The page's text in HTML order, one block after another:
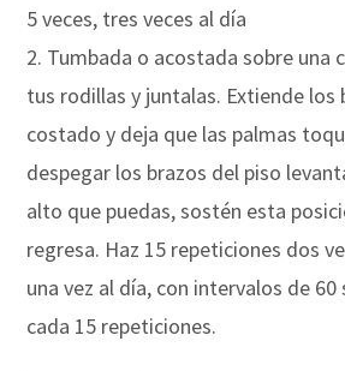
5 veces, tres veces al día
2. Tumbada o acostada sobre una
tus rodillas y juntalas. Extiende los
costado y deja que las palmas
despegar los brazos del piso
alto que puedas, sostén esta
regresa. Haz 15 repeticiones dos
una vez al día, con intervalos de
cada 15 repeticiones.